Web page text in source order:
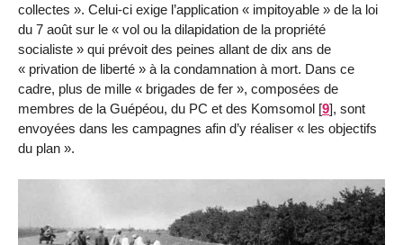
collectes ». Celui-ci exige l’application « impitoyable » de la loi
du 7 août sur le « vol ou la dilapidation de la propriété
socialiste » qui prévoit des peines allant de dix ans de
« privation de liberté » à la condamnation à mort. Dans ce
cadre, plus de mille « brigades de fer », composées de
membres de la Guépéou, du PC et des Komsomol [9], sont
envoyées dans les campagnes afin d’y réaliser « les objectifs
du plan ».